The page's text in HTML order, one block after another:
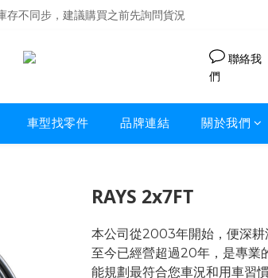
存不同步，建議購買之前先詢問貨況
改裝老字號，安全有保障
聯絡我
們
車型找零件 品牌連結 關於我們
RAYS 2x7FT
本公司從2003年開始，便深耕
至今已經營超過20年，是專業
能規劃最符合您車況和用車習